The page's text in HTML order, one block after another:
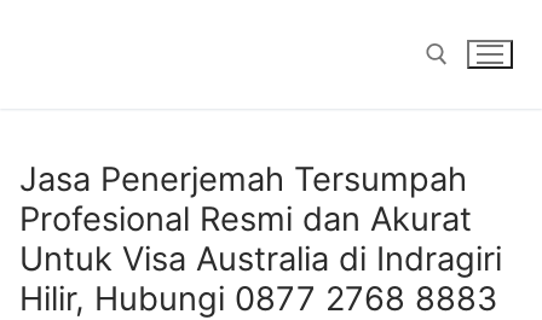
Jasa Penerjemah Tersumpah
Profesional Resmi dan Akurat
Untuk Visa Australia di Indragiri
Hilir, Hubungi 0877 2768 8883